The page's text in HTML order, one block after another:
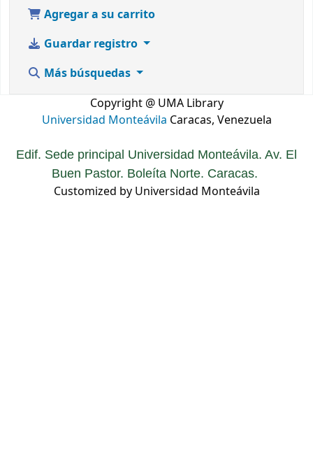
Agregar a su carrito
Guardar registro
Más búsquedas
Copyright @ UMA Library
Universidad Monteávila Caracas, Venezuela
Edif. Sede principal Universidad Monteávila. Av. El
Buen Pastor. Boleíta Norte. Caracas.
Customized by Universidad Monteávila